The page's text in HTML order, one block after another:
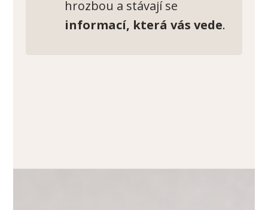
hrozbou a stávají se
informací, která vás vede.